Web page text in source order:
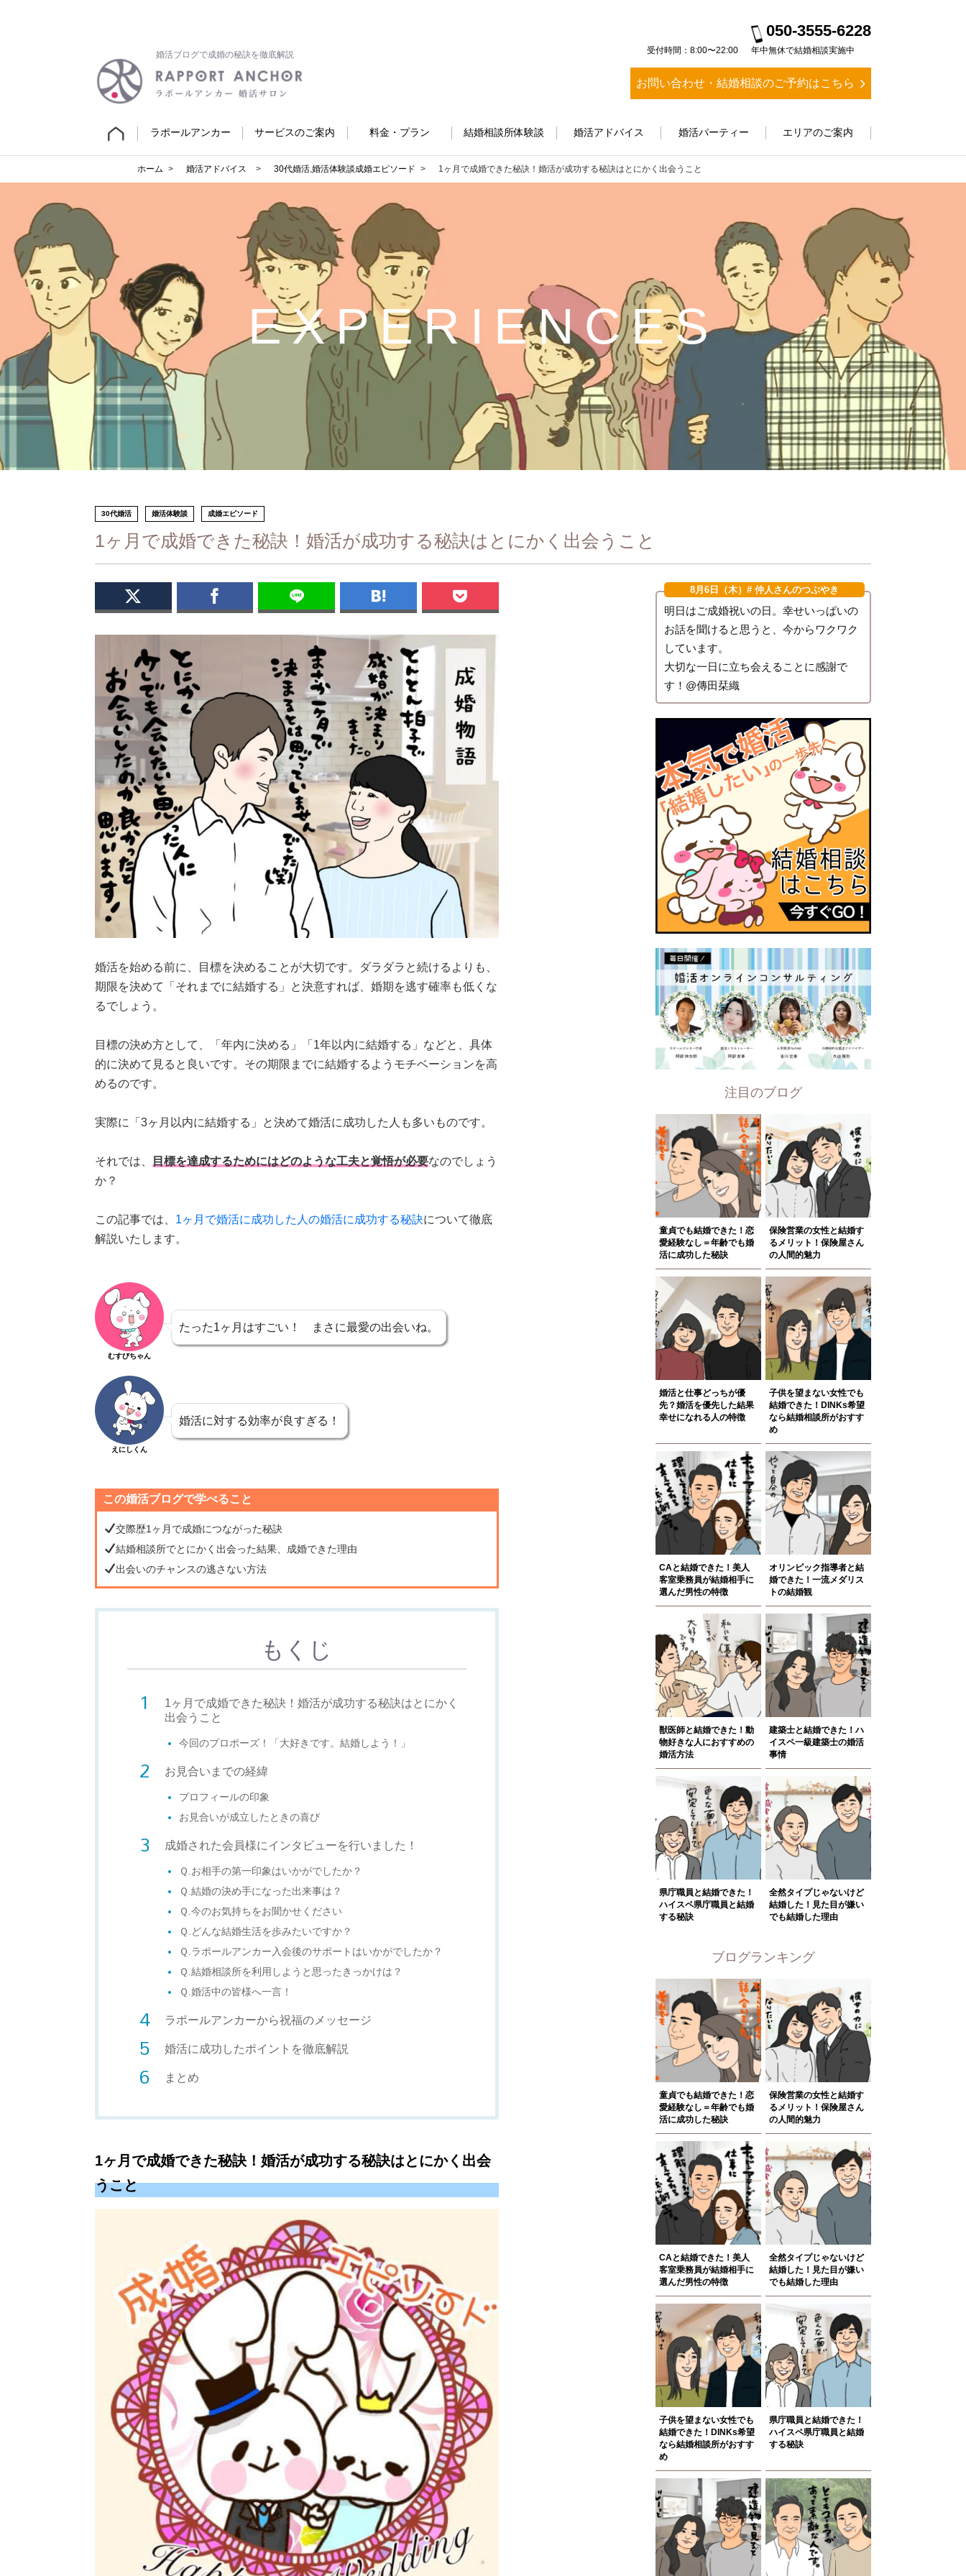
婚活ブログで成婚の秘訣を徹底解説
050-3555-6228
受付時間：8:00〜22:00 年中無休で結婚相談実施中
お問い合わせ・結婚相談のご予約はこちら
ラポールアンカー サービスのご案内 料金・プラン 結婚相談所体験談 婚活アドバイス 婚活パーティー エリアのご案内
ホーム 婚活アドバイス 30代婚活,婚活体験談成婚エピソード 1ヶ月で成婚できた秘訣！婚活が成功する秘訣はとにかく出会うこと
EXPERIENCES
30代婚活 婚活体験談 成婚エピソード
1ヶ月で成婚できた秘訣！婚活が成功する秘訣はとにかく出会うこと
婚活を始める前に、目標を決めることが大切です。ダラダラと続けるよりも、
期限を決めて「それまでに結婚する」と決意すれば、婚期を逃す確率も低くな
るでしょう。
目標の決め方として、「年内に決める」「1年以内に結婚する」などと、具体
的に決めて見ると良いです。その期限までに結婚するようモチベーションを高
めるのです。
実際に「3ヶ月以内に結婚する」と決めて婚活に成功した人も多いものです。
それでは、 目標を達成するためにはどのような工夫と覚悟が必要なのでしょう
か？
この記事では、 1ヶ月で婚活に成功した人の婚活に成功する秘訣について徹底
解説いたします。
むすびちゃん
たった1ヶ月はすごい！ まさに最愛の出会いね。
えにしくん
婚活に対する効率が良すぎる！
この婚活ブログで学べること
交際歴1ヶ月で成婚につながった秘訣
結婚相談所でとにかく出会った結果、成婚できた理由
出会いのチャンスの逃さない方法
もくじ
1ヶ月で成婚できた秘訣！婚活が成功する秘訣はとにかく
出会うこと
今回のプロポーズ！「大好きです。結婚しよう！」
お見合いまでの経緯
プロフィールの印象
お見合いが成立したときの喜び
成婚された会員様にインタビューを行いました！
Ｑ.お相手の第一印象はいかがでしたか？
Ｑ.結婚の決め手になった出来事は？
Ｑ.今のお気持ちをお聞かせください
Ｑ.どんな結婚生活を歩みたいですか？
Ｑ.ラポールアンカー入会後のサポートはいかがでしたか？
Ｑ.結婚相談所を利用しようと思ったきっかけは？
Ｑ.婚活中の皆様へ一言！
ラポールアンカーから祝福のメッセージ
婚活に成功したポイントを徹底解説
まとめ
1ヶ月で成婚できた秘訣！婚活が成功する秘訣はとにかく出会
うこと
8月6日（木） # 仲人さんのつぶやき
明日はご成婚祝いの日。幸せいっぱいの
お話を聞けると思うと、今からワクワク
しています。
大切な一日に立ち会えることに感謝で
す！@傳田栞織
注目のブログ
童貞でも結婚できた！恋
愛経験なし＝年齢でも婚
活に成功した秘訣
保険営業の女性と結婚す
るメリット！保険屋さん
の人間的魅力
婚活と仕事どっちが優
先？婚活を優先した結果
幸せになれる人の特徴
子供を望まない女性でも
結婚できた！DINKs希望
なら結婚相談所がおすす
め
CAと結婚できた！美人
客室乗務員が結婚相手に
選んだ男性の特徴
オリンピック指導者と結
婚できた！一流メダリス
トの結婚観
獣医師と結婚できた！動
物好きな人におすすめの
婚活方法
建築士と結婚できた！ハ
イスペ一級建築士の婚活
事情
県庁職員と結婚できた！
ハイスペ県庁職員と結婚
する秘訣
全然タイプじゃないけど
結婚した！見た目が嫌い
でも結婚した理由
ブログランキング
童貞でも結婚できた！恋
愛経験なし＝年齢でも婚
活に成功した秘訣
保険営業の女性と結婚す
るメリット！保険屋さん
の人間的魅力
CAと結婚できた！美人
客室乗務員が結婚相手に
選んだ男性の特徴
全然タイプじゃないけど
結婚した！見た目が嫌い
でも結婚した理由
子供を望まない女性でも
結婚できた！DINKs希望
なら結婚相談所がおすす
め
県庁職員と結婚できた！
ハイスペ県庁職員と結婚
する秘訣